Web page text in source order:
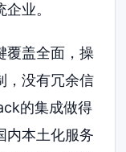
业。
覆盖全面，操
，没有冗余信
的集成做得
内本土化服务